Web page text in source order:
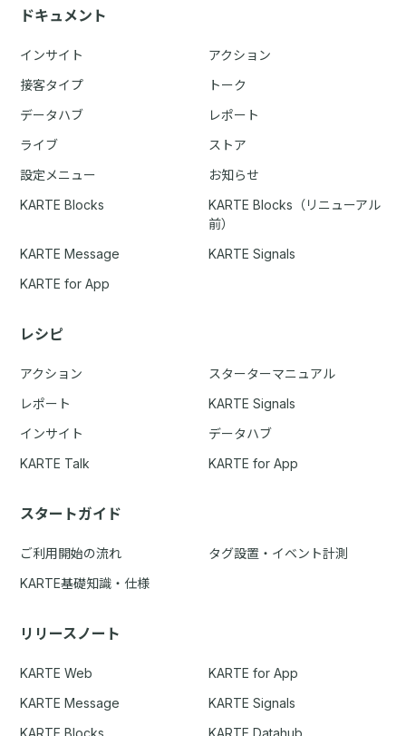
ドキュメント
インサイト
アクション
接客タイプ
トーク
データハブ
レポート
ライブ
ストア
設定メニュー
お知らせ
KARTE Blocks
KARTE Blocks（リニューアル
前）
KARTE Message
KARTE Signals
KARTE for App
レシピ
アクション
スターターマニュアル
レポート
KARTE Signals
インサイト
データハブ
KARTE Talk
KARTE for App
スタートガイド
ご利用開始の流れ
タグ設置・イベント計測
KARTE基礎知識・仕様
リリースノート
KARTE Web
KARTE for App
KARTE Message
KARTE Signals
KARTE Blocks
KARTE Datahub